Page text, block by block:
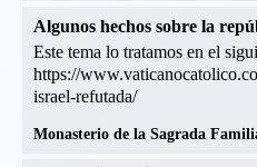
Algunos hechos sobre la
Este tema lo tratamos en el
https://
israel-refutada/
Monasterio de la Sagrada